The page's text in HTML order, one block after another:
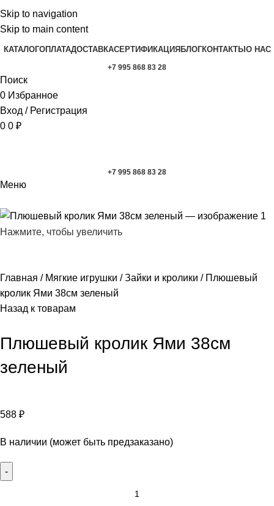
Skip to navigation
Skip to main content
КАТАЛОГОПЛАТАДОСТАВКАСЕРТИФИКАЦИЯ БЛОГКОНТАКТЫ О НАС
+7 995 868 83 28
Поиск
0 Избранное
Вход / Регистрация
0 0 ₽
+7 995 868 83 28
Меню
Нажмите, чтобы увеличить
Главная Мягкие игрушки Зайки и кролики
Плюшевый
кролик Ями 38см зеленый
Назад к товарам
Плюшевый кролик Ями 38см
зеленый
588 ₽
В наличии (может быть предзаказано)